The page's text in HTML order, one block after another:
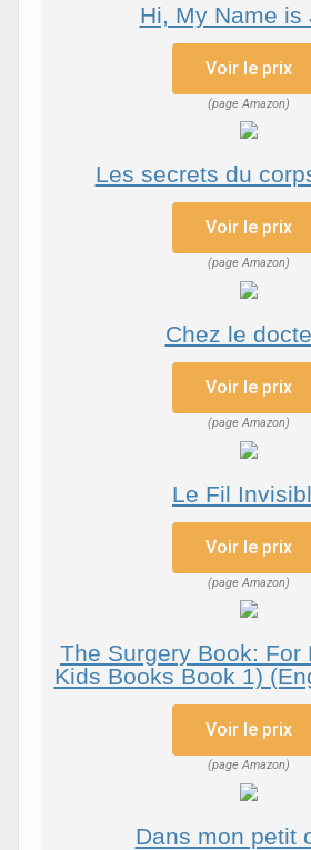
Hi, My Name is
Voir le prix
(page Amazon)
Les secrets du
Voir le prix
(page Amazon)
Chez le
Voir le prix
(page Amazon)
Le Fil
Voir le prix
(page Amazon)
The Surgery Book: For
Kids Books Book 1)
Voir le prix
(page Amazon)
Dans mon petit